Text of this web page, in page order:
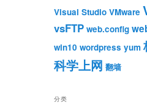
Visual Studio VMware
vsFTP web.config
win10 wordpress yum
科学上网 翻墙
分类